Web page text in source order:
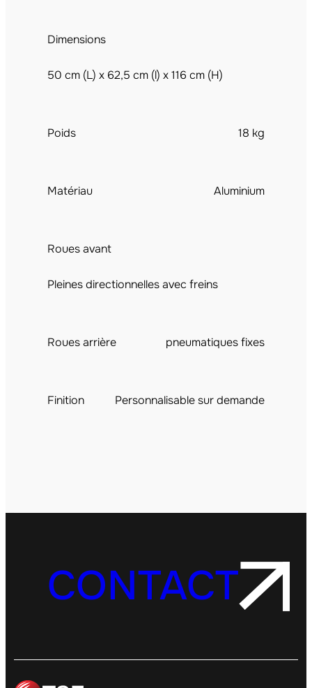
Dimensions
50 cm (L) x 62,5 cm (l) x 116 cm (H)​
Poids 18 kg
Matériau Aluminium
Roues avant
Pleines directionnelles avec freins
Roues arrière pneumatiques fixes
Finition Personnalisable sur demande
CONTACT